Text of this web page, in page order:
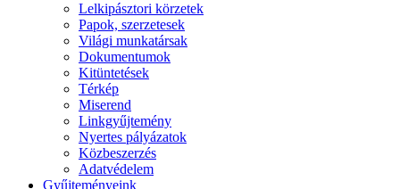
Lelkipásztori körzetek
Papok, szerzetesek
Világi munkatársak
Dokumentumok
Kitüntetések
Térkép
Miserend
Linkgyűjtemény
Nyertes pályázatok
Közbeszerzés
Adatvédelem
Gyűjteményeink